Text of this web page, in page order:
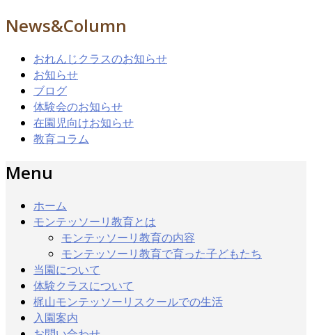
News&Column
おれんじクラスのお知らせ
お知らせ
ブログ
体験会のお知らせ
在園児向けお知らせ
教育コラム
Menu
ホーム
モンテッソーリ教育とは
モンテッソーリ教育の内容
モンテッソーリ教育で育った子どもたち
当園について
体験クラスについて
梶山モンテッソーリスクールでの生活
入園案内